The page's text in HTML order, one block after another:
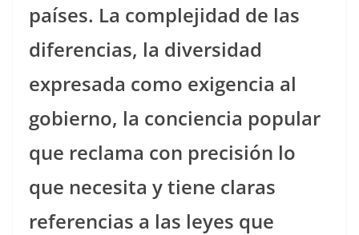
países. La complejidad de las
diferencias, la diversidad
expresada como exigencia al
gobierno, la conciencia popular
que reclama con precisión lo
que necesita y tiene claras
referencias a las leyes que